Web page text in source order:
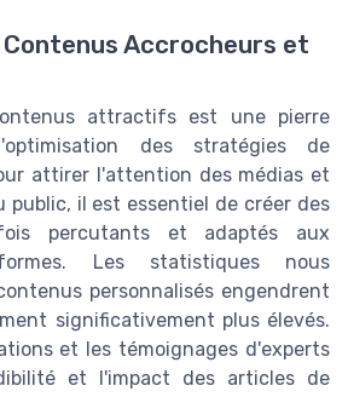
Accrocheurs et
attractifs est une pierre
des stratégies de
attirer l'attention des médias et
il est essentiel de créer des
percutants et adaptés aux
Les statistiques nous
personnalisés engendrent
significativement plus élevés.
et les témoignages d'experts
et l'impact des articles de